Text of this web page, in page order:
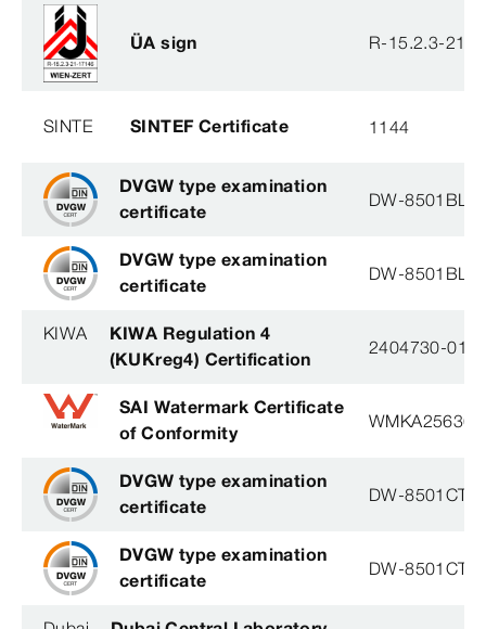
ÜA sign R-15.2.3-21-
SINTE SINTEF Certificate 1144
DVGW type examination
certificate
DW-
DVGW type examination
certificate
DW-
KIWA
KIWA Regulation 4
(KUKreg4) Certification
2404730-01
SAI Watermark Certificate
of Conformity
WMKA25636
DVGW type examination
certificate
DW-
DVGW type examination
certificate
DW-